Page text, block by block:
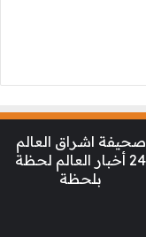
صحيفة اشراق العالم
24 أخبار العالم لحظة
بلحظة